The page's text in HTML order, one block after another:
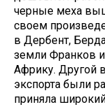
черные меха
своем
в Дербент,
земли Франков
Африку. Другой
экспорта были
приняла